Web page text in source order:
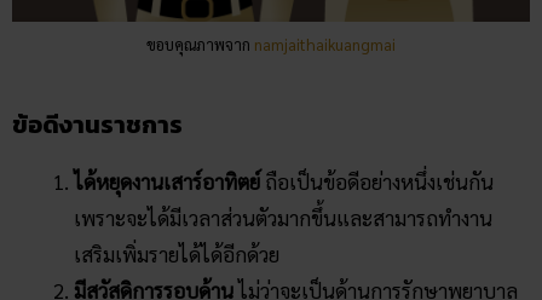
ขอบคุณภาพจาก namjaithaikuangmai
ข้อดีงานราชการ
ได้หยุดงานเสาร์อาทิตย์ถือเป็นข้อดีอย่างหนึ่งเช่นกัน
เพราะจะได้มีเวลาส่วนตัวมากขึ้นและสามารถทำงาน
เสริมเพิ่มรายได้ได้อีกด้วย
มีสวัสดิการรอบด้านไม่ว่าจะเป็นด้านการรักษาพยาบาล